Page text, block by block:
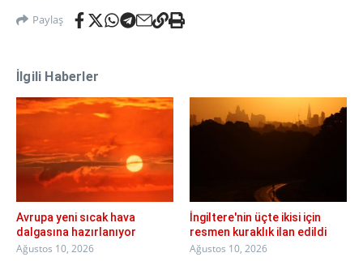
Paylaş
İlgili Haberler
Avrupa yeni sıcak hava
dalgasına hazırlanıyor
Ağustos 10, 2026
İngiltere'nin üçte ikisi için
resmen kuraklık ilan edildi
Ağustos 10, 2026